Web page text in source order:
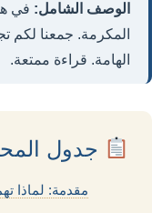
الوصف الشامل: في
المكرمة. جمعنا لكم
الهامة. قراءة ممتعة.
جدول
مقدمة: لماذا